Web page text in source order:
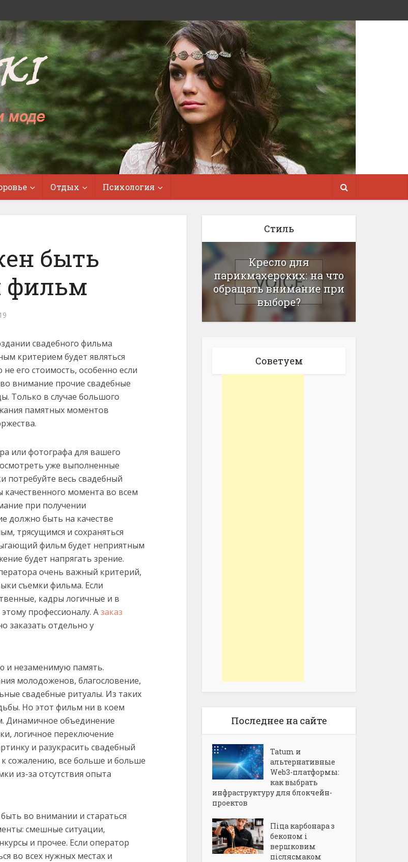
Отдых Психология
быть
фильм
свадебного фильма
критерием будет являться
не его стоимость, особенно если
внимание прочие свадебные
Только в случае большого
памятных моментов
или фотографа для вашего
уже выполненные
потребуйте весь свадебный
момента во всем
при получении
должно быть на качестве
трясущимся и сохраняться
фильм будет неприятным
будет напрягать зрение.
очень важный критерий,
съемки фильма. Если
кадры логичные и в
профессионалу. Азаказ
заказать отдельно у
и незаменимую память.
молодоженов, благословение,
свадебные ритуалы. Из таких
Но этот фильм ни в коем
Динамичное объединение
логичное переключение
и разукрасить свадебный
сожалению, все больше и больше
из-за отсутствия опыта
во внимании и стараться
смешные ситуации,
и прочее. Если оператор
во всех нужных местах и
Стиль
Кресло для
парикмахерских: на что
обращать внимание при
выборе?
Советуем
Последнее на сайте
Tatum и
альтернативные
Web3-платформы:
как выбрать
инфраструктуру для блокчейн-
проектов
Піца карбонара з
беконом і
вершковим
післясмаком